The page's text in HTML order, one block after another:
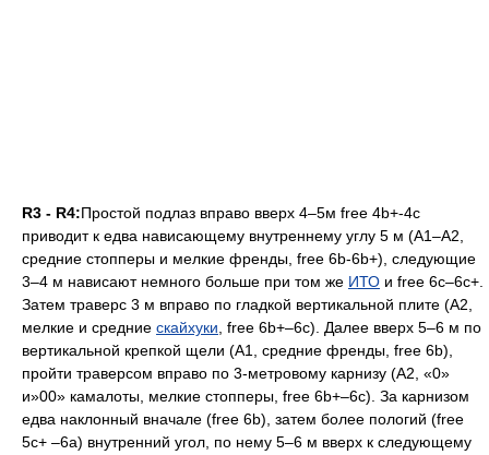
R3 - R4:Простой подлаз вправо вверх 4–5м free 4b+-4с
приводит к едва нависающему внутреннему углу 5 м (А1–А2,
средние стопперы и мелкие френды, free 6b-6b+), следующие
3–4 м нависают немного больше при том же ИТО и free 6с–6с+.
Затем траверс 3 м вправо по гладкой вертикальной плите (А2,
мелкие и средние скайхуки , free 6b+–6c). Далее вверх 5–6 м по
вертикальной крепкой щели (А1, средние френды, free 6b),
пройти траверсом вправо по 3-метровому карнизу (А2, «0»
и»00» камалоты, мелкие стопперы, free 6b+–6с). За карнизом
едва наклонный вначале (free 6b), затем более пологий (free
5c+ –6а) внутренний угол, по нему 5–6 м вверх к следующему